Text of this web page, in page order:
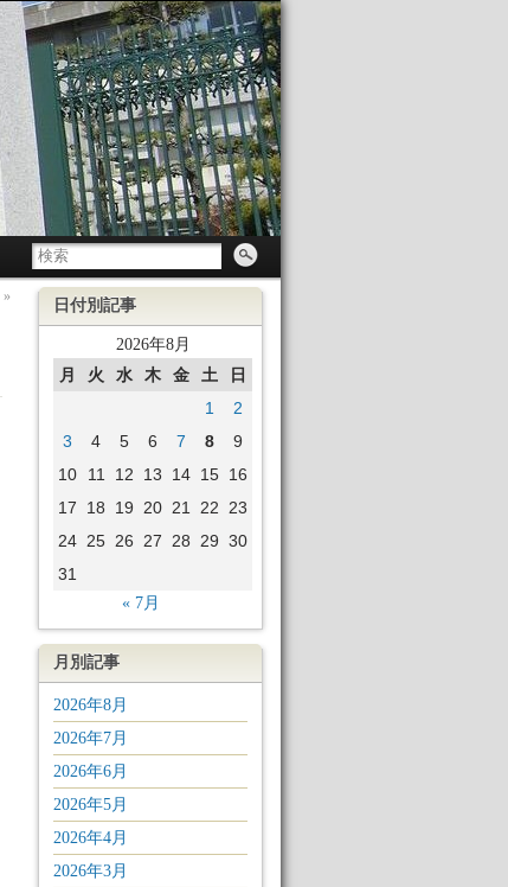
» 日付別記事
2026年8月
月 火 水 木 金 土
日
1
2
3
4 5 6 7 8
9
10
11 12 13 14 15 16
17
18 19 20 21 22
23
24 25 26 27 28 29 30
31
« 7月
月別記事
2026年8月
2026年7月
2026年6月
2026年5月
2026年4月
2026年3月